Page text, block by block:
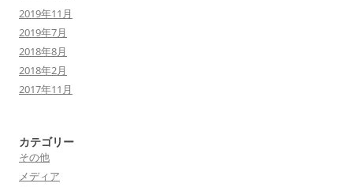
2019年11月
2019年7月
2018年8月
2018年2月
2017年11月
カテゴリー
その他
メディア